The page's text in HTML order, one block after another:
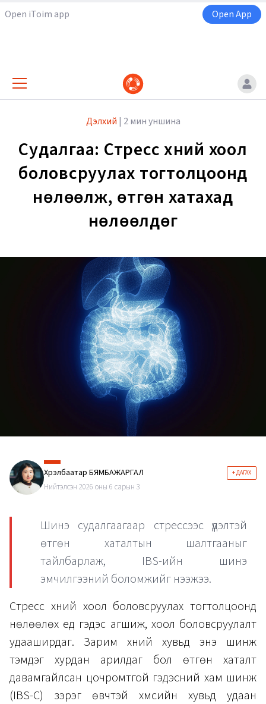
Open iToim app Open App
Дэлхий | 2 мин уншина
Судалгаа: Стресс хүний хоол
боловсруулах тогтолцоонд
нөлөөлж, өтгөн хатахад
нөлөөлдөг
Хүрэлбаатар БЯМБАЖАРГАЛ + ДАГАХ
Нийтэлсэн 2026 оны 6 сарын 3
Шинэ судалгаагаар стрессээс үүдэлтэй
өтгөн хаталтын шалтгааныг
тайлбарлаж, IBS-ийн шинэ
эмчилгээний боломжийг нээжээ.
Стресс хүний хоол боловсруулах тогтолцоонд
нөлөөлөх үед гэдэс агшиж, хоол боловсруулалт
удааширдаг. Зарим хүний хувьд энэ шинж
тэмдэг хурдан арилдаг бол өтгөн хаталт
давамгайлсан цочромтгой гэдэсний хам шинж
(IBS-C) зэрэг өвчтэй хүмүүсийн хувьд удаан